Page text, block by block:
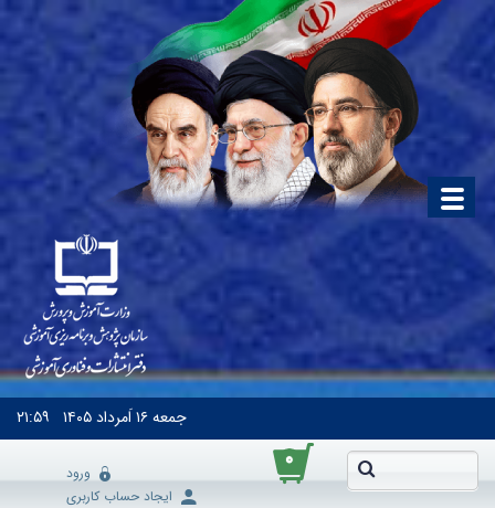
جمعه۱۶ اَمرداد ۱۴۰۵ ۲۱:۵۹
۰
ورود
ایجاد حساب کاربری